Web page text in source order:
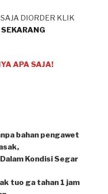
DIORDER KLIK
APA SAJA!
bahan pengawet⁣
Kondisi Segar⁣
tuo ga tahan 1 jam